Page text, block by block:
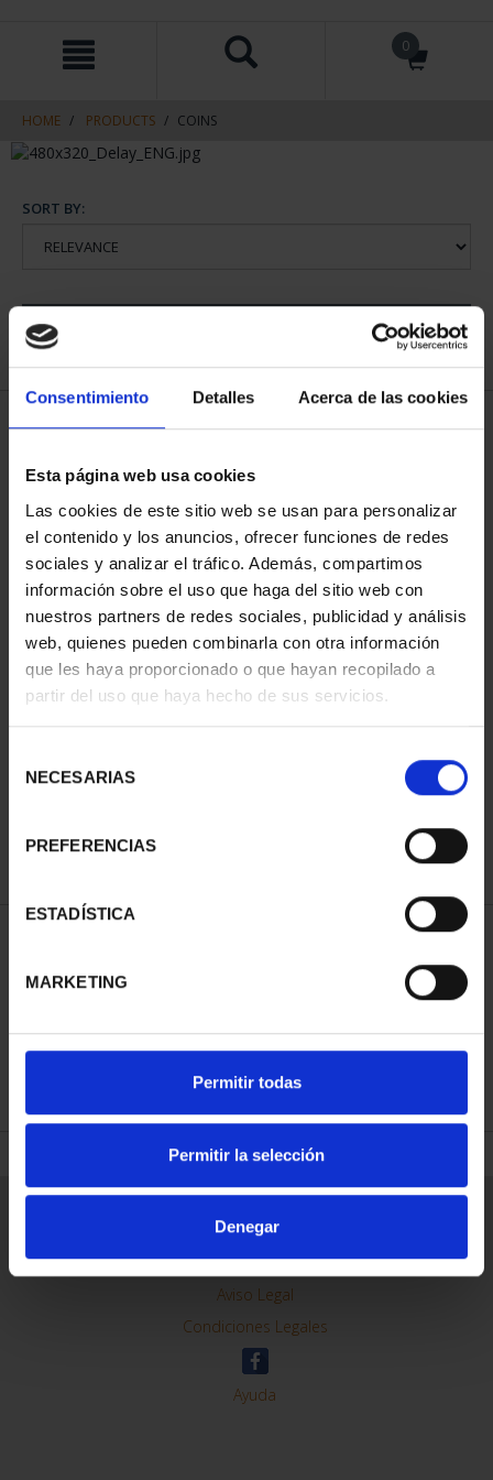
Consentimiento Detalles Acerca de las cookies
Esta página web usa cookies
Las cookies de este sitio web se usan para personalizar
el contenido y los anuncios, ofrecer funciones de redes
sociales y analizar el tráfico. Además, compartimos
información sobre el uso que haga del sitio web con
nuestros partners de redes sociales, publicidad y análisis
web, quienes pueden combinarla con otra información
que les haya proporcionado o que hayan recopilado a
partir del uso que haya hecho de sus servicios.
NECESARIAS
PREFERENCIAS
ESTADÍSTICA
MARKETING
Permitir todas
Permitir la selección
Denegar
navigation
0
HOME PRODUCTS COINS
SORT BY:
1 Products found
€73.00
REFINE
Contacto
Preguntas Frequentes (FAQs)
Aviso Legal
Condiciones Legales
Ayuda